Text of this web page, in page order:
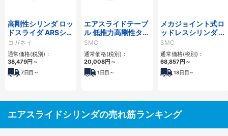
高剛性シリンダ ロッ
ドスライダ ARSシリ
ーズ
コガネイ
通常価格(税別)：
38,479円～
7日目～
エアスライドテーブ
ル 低推力高剛性タイ
プ/MXQ□Bシリー
ズ
SMC
通常価格(税別)：
20,008円～
1日目～
メカジョイント式ロ
ッドレスシリンダ 高
剛性・リニアガイド
形 MY1HTシリーズ
SMC
通常価格(税別)：
68,857円～
18日目～
エアスライドシリンダの売れ筋ランキング